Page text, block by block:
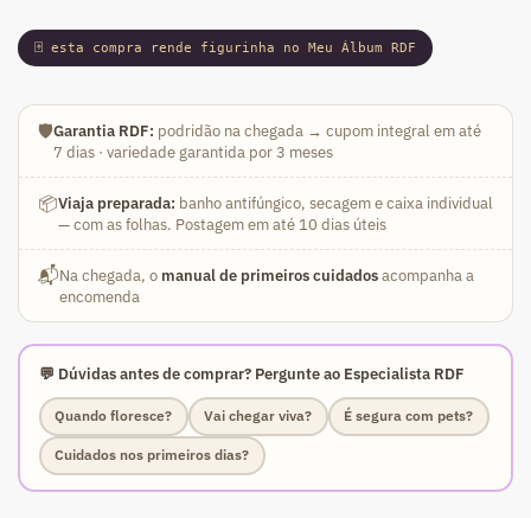
🃏 esta compra rende figurinha no Meu Álbum RDF
🛡️Garantia RDF: podridão na chegada → cupom integral em até
7 dias · variedade garantida por 3 meses
📦Viaja preparada: banho antifúngico, secagem e caixa individual
— com as folhas. Postagem em até 10 dias úteis
📬Na chegada, o manual de primeiros cuidadosacompanha a
encomenda
💬 Dúvidas antes de comprar? Pergunte ao Especialista RDF
Quando floresce? Vai chegar viva? É segura com pets?
Cuidados nos primeiros dias?